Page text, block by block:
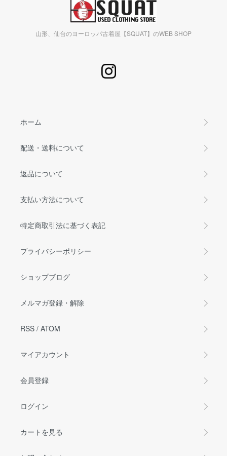
山形、仙台のヨーロッパ古着屋【SQUAT】のWEB SHOP
ホーム
配送・送料について
返品について
支払い方法について
特定商取引法に基づく表記
プライバシーポリシー
ショップブログ
メルマガ登録・解除
RSS / ATOM
マイアカウント
会員登録
ログイン
カートを見る